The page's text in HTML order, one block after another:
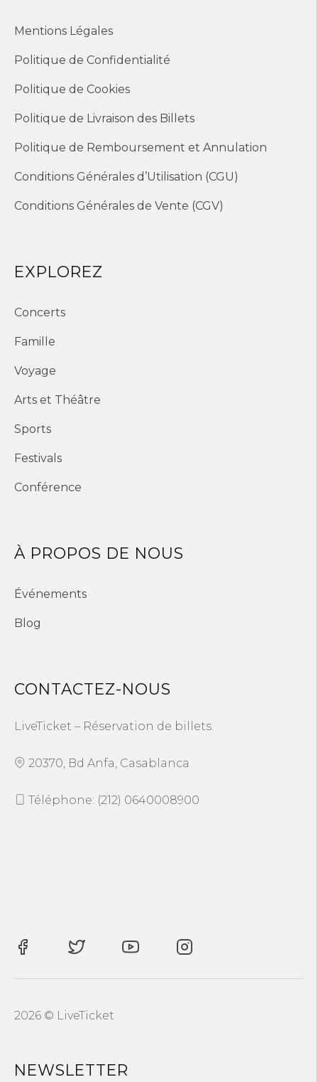
Mentions Légales
Politique de Confidentialité
Politique de Cookies
Politique de Livraison des Billets
Politique de Remboursement et Annulation
Conditions Générales d’Utilisation (CGU)
Conditions Générales de Vente (CGV)
EXPLOREZ
Concerts
Famille
Voyage
Arts et Théâtre
Sports
Festivals
Conférence
À PROPOS DE NOUS
Événements
Blog
CONTACTEZ-NOUS
LiveTicket – Réservation de billets.
20370, Bd Anfa, Casablanca
Téléphone: (212) 0640008900
2026 © LiveTicket
NEWSLETTER